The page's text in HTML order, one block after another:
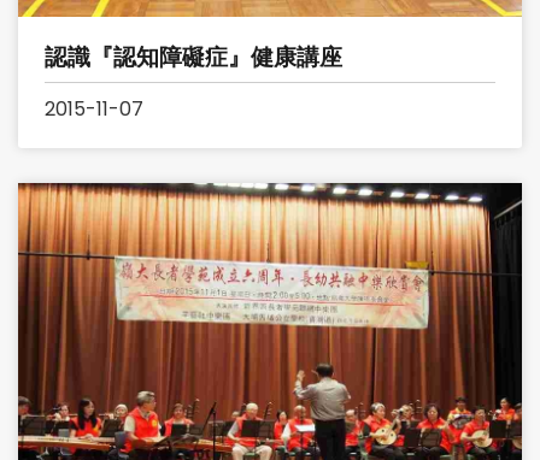
認識『認知障礙症』健康講座
2015-11-07